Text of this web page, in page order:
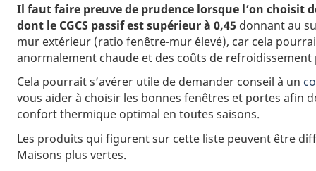
Il faut faire preuve de prudence lorsque l’on choisit
dont le CGCS passif est supérieur à 0,45 donnant au
mur extérieur (ratio fenêtre-mur élevé), car cela
anormalement chaude et des coûts de refroidissement
Cela pourrait s’avérer utile de demander conseil à un
vous aider à choisir les bonnes fenêtres et portes afin
confort thermique optimal en toutes saisons.
Les produits qui figurent sur cette liste peuvent être
Maisons plus vertes.